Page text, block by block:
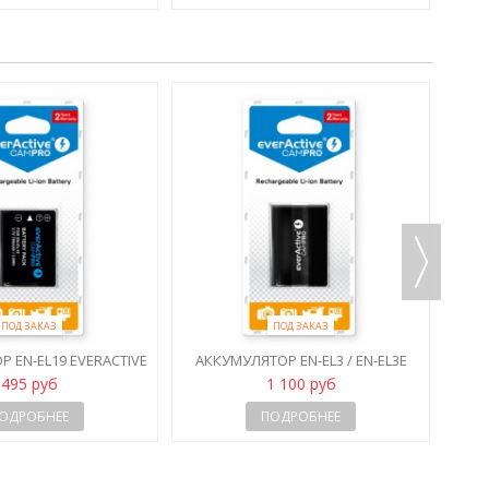
ПОД ЗАКАЗ
EL19 EVERACTIVE
CAMPRO
495 руб
ПОД ЗАКАЗ
АККУМУЛЯТОР EN-EL3 / EN-EL3E
EVERACTIVE CAMPRO
1 100 руб
ПОДРОБНЕЕ